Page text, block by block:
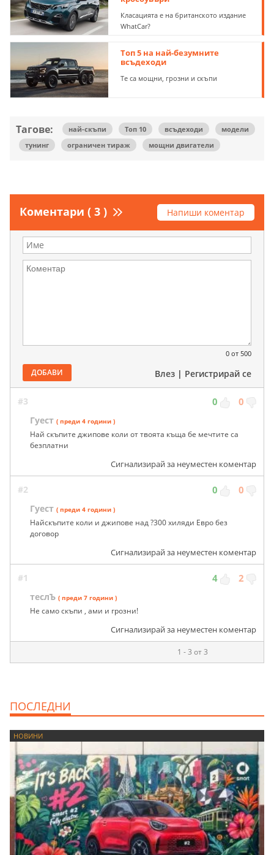
Класацията е на британското издание
WhatCar?
Топ 5 на най-безумните
всъдеходи
Те са мощни, грозни и скъпи
Тагове: най-скъпи Топ 10 всъдеходи
модели
тунинг
ограничен тираж мощни двигатели
Коментари ( 3 ) Напиши коментар
0 от 500
ДОБАВИ Влез | Регистрирай се
#3 0 0
Гуест ( преди 4 години )
Най скъпите джипове коли от твоята къща бе мечтите са
безплатни
Сигнализирай за неуместен коментар
#2 0 0
Гуест ( преди 4 години )
Найскъпите коли и джипове над ?300 хиляди Евро без
договор
Сигнализирай за неуместен коментар
#1 4 2
теслЪ ( преди 7 години )
Не само скъпи , ами и грозни!
Сигнализирай за неуместен коментар
1 - 3 от 3
ПОСЛЕДНИ
НОВИНИ